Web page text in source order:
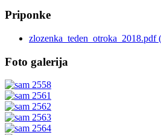
Priponke
zlozenka_teden_otroka_2018.pdf
Foto galerija